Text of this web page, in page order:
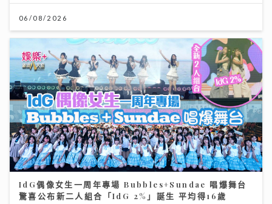
06/08/2026
IdG偶像女生一周年專場 Bubbles+Sundae 唱爆舞台
驚喜公布新二人組合「IdG 2%」誕生 平均得16歲